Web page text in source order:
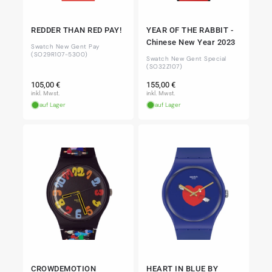
REDDER THAN RED PAY!
Swatch New Gent Pay
(SO29R107-5300)
Normaler
Preis
105,00 €
inkl. Mwst.
auf Lager
YEAR OF THE RABBIT -
Chinese New Year 2023
Swatch New Gent Special
(SO32Z107)
Normaler
Preis
155,00 €
inkl. Mwst.
auf Lager
CROWDEMOTION
HEART IN BLUE BY